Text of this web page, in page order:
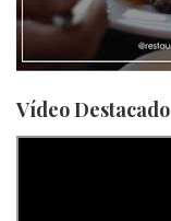
Vídeo Destacado